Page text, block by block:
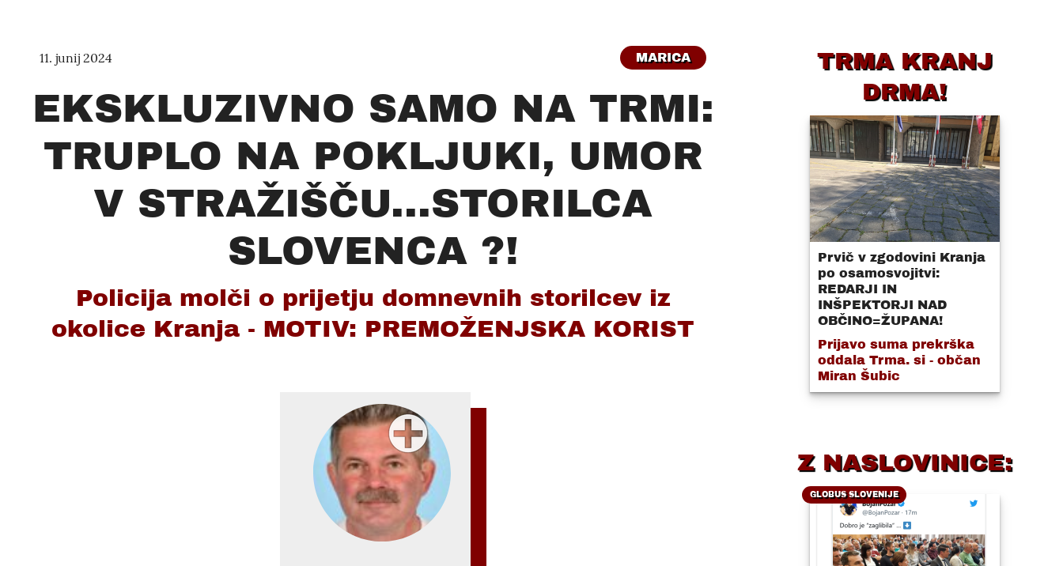
11. junij 2024 MARICA
EKSKLUZIVNO SAMO NA TRMI:
TRUPLO NA POKLJUKI, UMOR
V STRAŽIŠČU...STORILCA
SLOVENCA ?!
Policija molči o prijetju domnevnih storilcev iz
okolice Kranja - MOTIV: PREMOŽENJSKA KORIST
TRMA KRANJ
DRMA!
Prvič v zgodovini Kranja
po osamosvojitvi:
REDARJI IN
INŠPEKTORJI NAD
OBČINO=ŽUPANA!
Prijavo suma prekrška
oddala Trma. si - občan
Miran Šubic
Z NASLOVINICE:
GLOBUS SLOVENIJE